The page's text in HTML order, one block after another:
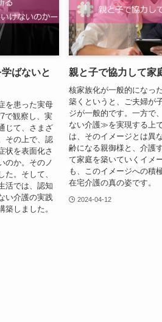
ばないと
を患った実母
で観察し、実
じて、さまざ
その上で、認
状を表面化さ
のか。そのノ
。そして、
活では、認知
い介護の実践
しました。
親と子で協力して家
核家族化が一般的になっ
築くというと、ご夫婦が
ジが一般的です。一方で
ない介護≫を実現する上
は、そのイメージとは異
齢になる親御様と、介護
て家庭を築いていくイメ
も、このイメージへの積
在宅介護の真の姿です。
2024-04-12